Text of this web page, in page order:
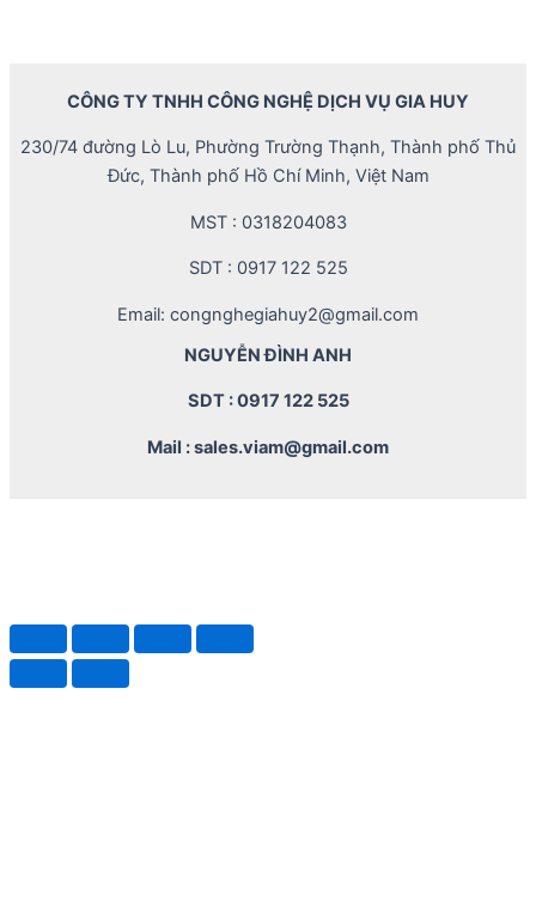
CÔNG TY TNHH CÔNG NGHỆ DỊCH VỤ GIA HUY
230/74 đường Lò Lu, Phường Trường Thạnh, Thành phố Thủ
Đức, Thành phố Hồ Chí Minh, Việt Nam
MST : 0318204083
SDT : 0917 122 525
Email: congnghegiahuy2@gmail.com
NGUYỄN ĐÌNH ANH
SDT : 0917 122 525
Mail : sales.viam@gmail.com